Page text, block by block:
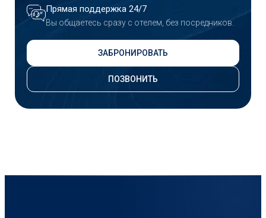
Прямая поддержка 24/7
Вы общаетесь сразу с отелем, без посредников.
ЗАБРОНИРОВАТЬ
ПОЗВОНИТЬ